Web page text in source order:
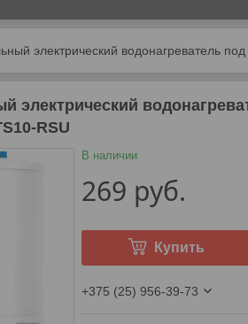
электрический водонагреватель
электрический
RSU
В наличии
269 руб.
Купить
+375 (25) 956-39-73